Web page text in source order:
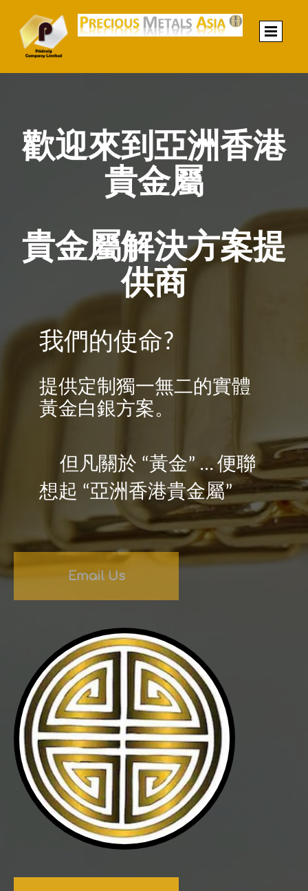
歡迎來到亞洲香港
貴金屬
貴金屬解決方案提
供商
我們的使命?
提供定制獨一無二的實體
黃金白銀方案。
但凡關於 “黃金” …便聯
想起 “亞洲香港貴金屬”
Email Us